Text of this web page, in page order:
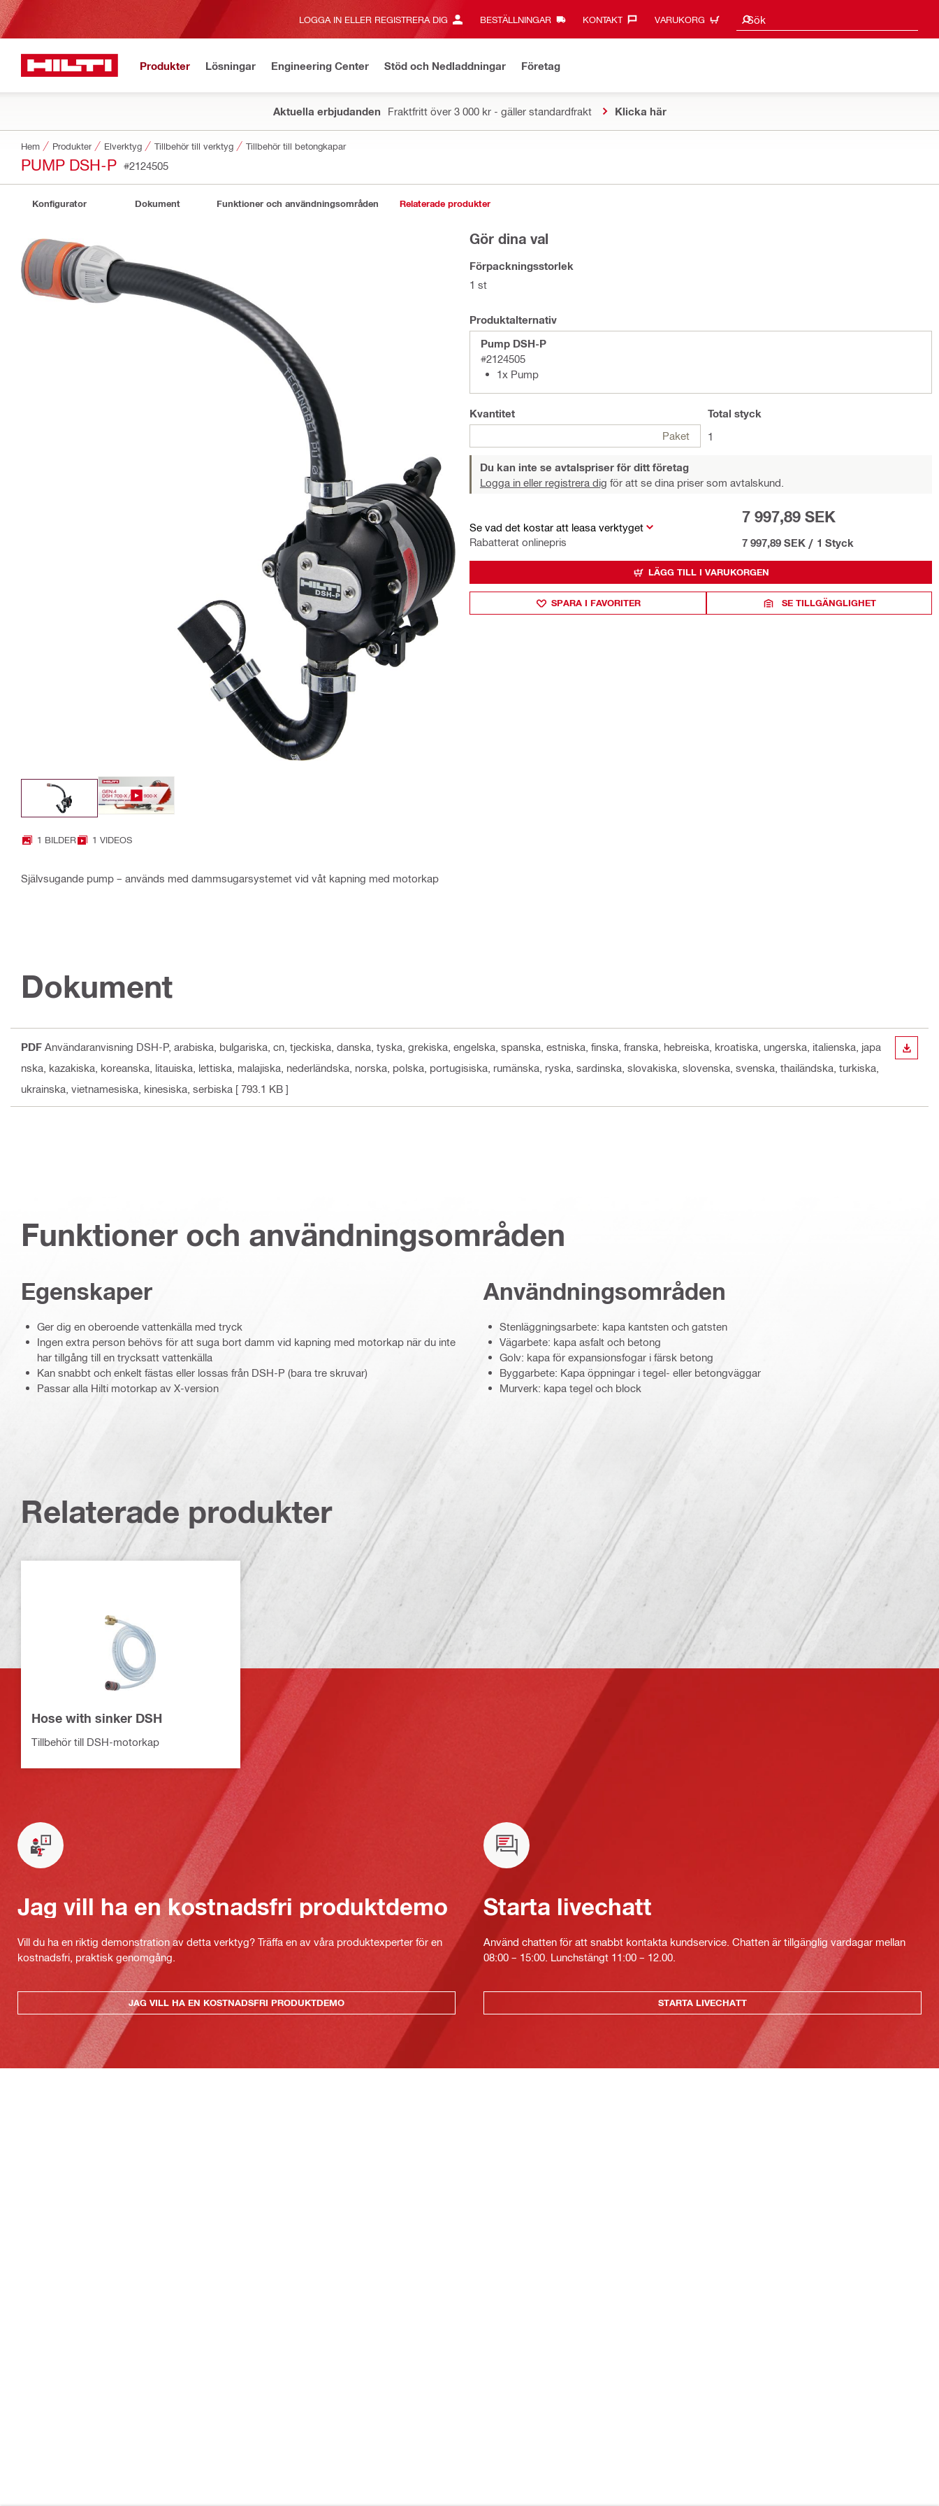
LOGGA IN ELLER REGISTRERA DIG BESTÄLLNINGAR KONTAKT‎ VARUKORG Sök
Sökförslag
Produkter Lösningar Engineering Center Stöd och Nedladdningar Företag
Aktuella erbjudanden Fraktfritt över 3 000 kr - gäller standardfrakt Klicka här
Hem Produkter Elverktyg Tillbehör till verktyg Tillbehör till betongkapar
PUMP DSH-P #2124505
Konfigurator Dokument Funktioner och användningsområden Relaterade produkter
1 BILDER 1 VIDEOS
Självsugande pump – används med dammsugarsystemet vid våt kapning med motorkap
Gör dina val
Förpackningsstorlek
1 st
Produktalternativ
Pump DSH-P
#2124505
1x Pump
Kvantitet
Paket
Total styck
1
Du kan inte se avtalspriser för ditt företag
Logga in eller registrera dig för att se dina priser som avtalskund.
Se vad det kostar att leasa verktyget
Rabatterat onlinepris
7 997,89 SEK
7 997,89 SEK / 1 Styck
LÄGG TILL I VARUKORGEN
SPARA I FAVORITER SE TILLGÄNGLIGHET
Dokument
PDF Användaranvisning DSH-P , arabiska, bulgariska, cn, tjeckiska, danska, tyska, grekiska, engelska, spanska, estniska, finska, franska, hebreiska, kroatiska, ungerska, italienska, japa
nska, kazakiska, koreanska, litauiska, lettiska, malajiska, nederländska, norska, polska, portugisiska, rumänska, ryska, sardinska, slovakiska, slovenska, svenska, thailändska, turkiska,
ukrainska, vietnamesiska, kinesiska, serbiska [ 793.1 KB ]
LADDA
Funktioner och användningsområden
Egenskaper
Ger dig en oberoende vattenkälla med tryck
Ingen extra person behövs för att suga bort damm vid kapning med motorkap när du inte
har tillgång till en trycksatt vattenkälla
Kan snabbt och enkelt fästas eller lossas från DSH-P (bara tre skruvar)
Passar alla Hilti motorkap av X-version
Användningsområden
Stenläggningsarbete: kapa kantsten och gatsten
Vägarbete: kapa asfalt och betong
Golv: kapa för expansionsfogar i färsk betong
Byggarbete: Kapa öppningar i tegel- eller betongväggar
Murverk: kapa tegel och block
Relaterade produkter
Hose with sinker DSH
Tillbehör till DSH-motorkap
Jag vill ha en kostnadsfri produktdemo
Vill du ha en riktig demonstration av detta verktyg? Träffa en av våra produktexperter för en
kostnadsfri, praktisk genomgång.
JAG VILL HA EN KOSTNADSFRI PRODUKTDEMO
Starta livechatt
Använd chatten för att snabbt kontakta kundservice. Chatten är tillgänglig vardagar mellan
08:00 – 15:00. Lunchstängt 11:00 – 12.00.
STARTA LIVECHATT